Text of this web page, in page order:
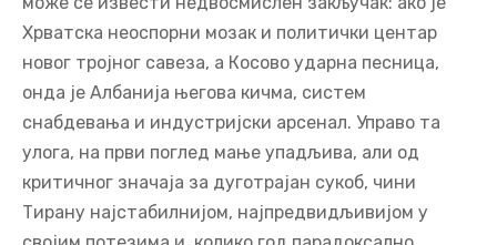
Хрватска неоспорни мозак и политички центар
новог тројног савеза, а Косово ударна песница,
онда је Албанија његова кичма, систем
снабдевања и индустријски арсенал. Управо та
улога, на први поглед мање упадљива, али од
критичног значаја за дуготрајан сукоб, чини
Тирану најстабилнијом, најпредвидљивијом у